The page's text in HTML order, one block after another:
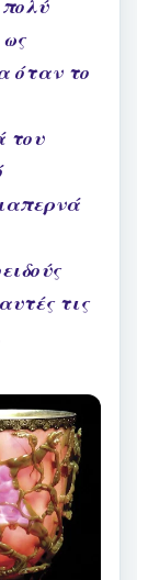
όταν το
του
τις